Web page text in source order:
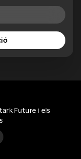
Future i els